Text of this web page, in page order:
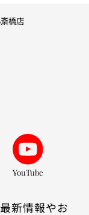
橋店
YouTube
新情報やお